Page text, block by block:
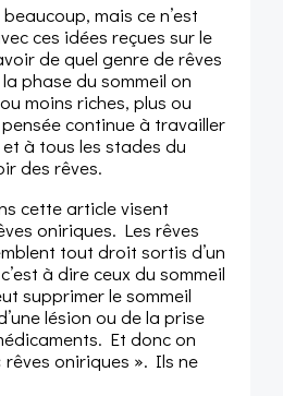
mais ce n’est
ces idées reçues sur le
de quel genre de rêves
phase du sommeil on
moins riches, plus ou
continue à travailler
à tous les stades du
des rêves.
cette article visent
oniriques. Les rêves
tout droit sortis d’un
à dire ceux du sommeil
supprimer le sommeil
lésion ou de la prise
Et donc on
oniriques ». Ils ne